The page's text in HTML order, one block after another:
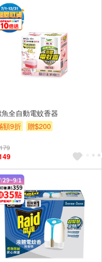
全自動電蚊香器
額9折
贈$200